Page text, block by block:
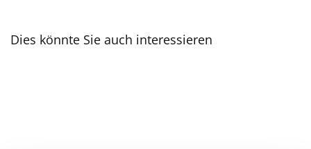
Dies könnte Sie auch interessieren